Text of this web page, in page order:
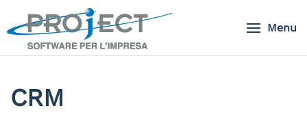
Skip to main content
Menu
CRM